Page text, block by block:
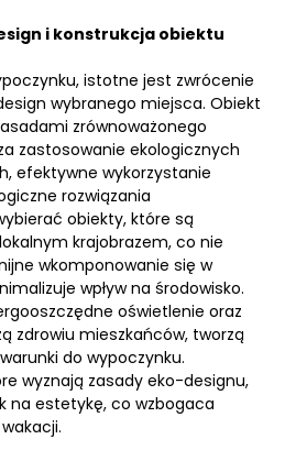
i konstrukcja obiektu
istotne jest zwrócenie
wybranego miejsca. Obiekt
zrównoważonego
zastosowanie ekologicznych
efektywne wykorzystanie
rozwiązania
obiekty, które są
krajobrazem, co nie
wkomponowanie się w
wpływ na środowisko.
oświetlenie oraz
zdrowiu mieszkańców, tworzą
do wypoczynku.
wyznają zasady eko-designu,
na estetykę, co wzbogaca